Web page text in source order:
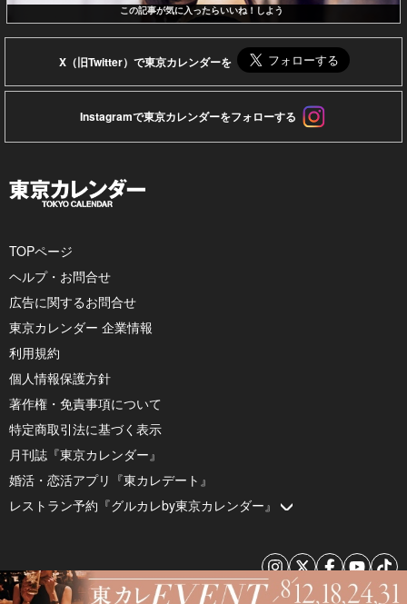
この記事が気に入ったらいいね！しよう
X（旧Twitter）で東京カレンダーを
Instagramで東京カレンダーをフォローする
TOPページ
ヘルプ・お問合せ
広告に関するお問合せ
東京カレンダー 企業情報
利用規約
個人情報保護方針
著作権・免責事項について
特定商取引法に基づく表示
月刊誌『東京カレンダー』
婚活・恋活アプリ『東カレデート』
レストラン予約『グルカレby東京カレンダー』
© 2026 by Tokyo Calendar, Inc.